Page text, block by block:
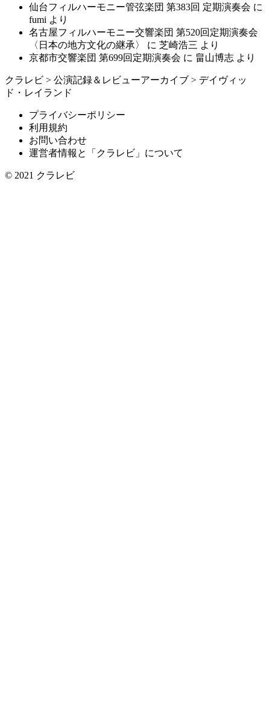
仙台フィルハーモニー管弦楽団 第383回 定期演奏会 に
fumi より
名古屋フィルハーモニー交響楽団 第520回定期演奏会
〈日本の地方文化の継承〉
に 芝崎浩三 より
京都市交響楽団 第699回定期演奏会 に 畠山博志 より
クラレビ > 公演記録＆レビューアーカイブ > デイヴィッ
ド・レイランド
プライバシーポリシー
利用規約
お問い合わせ
運営者情報と「クラレビ」について
© 2021 クラレビ